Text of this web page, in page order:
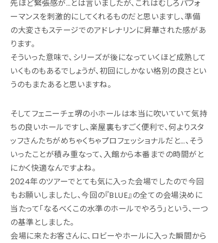
先ほど緊張感が…とは言いましたが、これはむしろパフォ
ーマンスを刺激的にしてくれるものだと思いますし、準備
の大変さもステージでのアドレナリンに昇華された感があ
ります。
そういった意味で、シリーズが後になっていくほど成熟して
いくものもあるでしょうが、初回にしかない格別の良さとい
うのもまたあると思いますね。
そしてフェニーチェ堺の小ホールは本当に吹いていて気持
ちの良いホールですし、楽屋裏もすごく便利で、何よりスタ
ッフさんたちがめちゃくちゃプロフェッショナルだと…、そう
いったことが積み重なって、入館から本番までの時間がと
にかく快適なんですよね。
2024年のツアーでとても気に入った会場でしたので今回
もお願いしましたし、今回の『BLUE』の全ての会場決めに
当たって「なるべくこの水準のホールでやろう」という、一つ
の基準としました。
会場に来たお客さんに、ロビーやホールに入った瞬間から